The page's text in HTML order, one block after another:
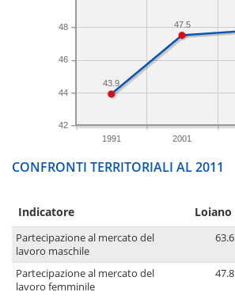
1991 2001
42
44
46
48 47.5
43.9
CONFRONTI TERRITORIALI AL 2011
Indicatore Loiano
Partecipazione al mercato del
lavoro maschile
63.6
Partecipazione al mercato del
lavoro femminile
47.8